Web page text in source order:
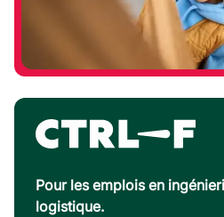
Pour les emplois en
logistique.